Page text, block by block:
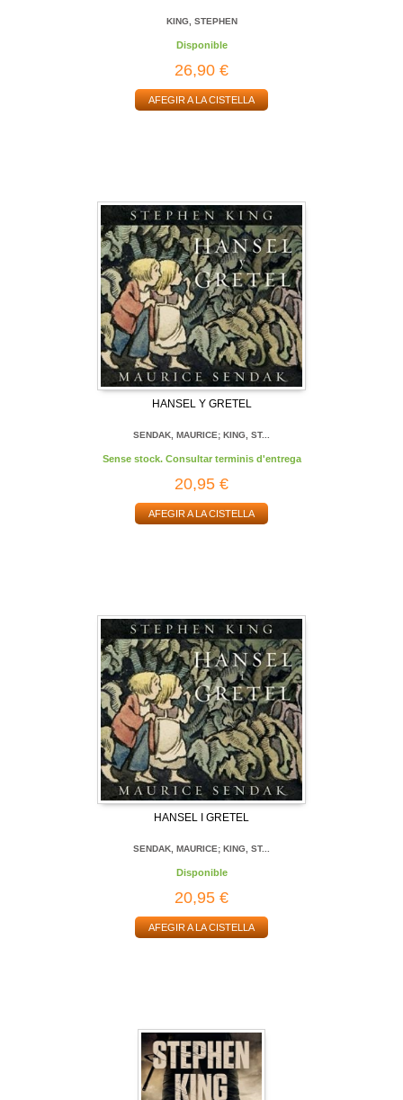
KING, STEPHEN
Disponible
26,90 €
AFEGIR A LA CISTELLA
HANSEL Y GRETEL
SENDAK, MAURICE; KING, ST...
Sense stock. Consultar terminis d'entrega
20,95 €
AFEGIR A LA CISTELLA
HANSEL I GRETEL
SENDAK, MAURICE; KING, ST...
Disponible
20,95 €
AFEGIR A LA CISTELLA